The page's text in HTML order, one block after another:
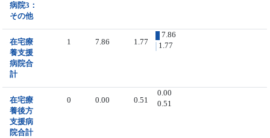
病院3：
その他
在宅療
養支援
病院合
計
1 7.86 1.77
7.86
1.77
在宅療
養後方
支援病
院合計
0 0.00 0.51
0.00
0.51